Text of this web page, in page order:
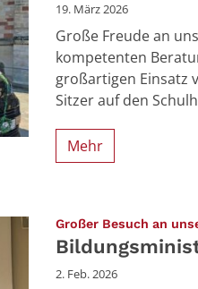
19. März 2026
Große Freude an
kompetenten
großartigen Einsatz
Sitzer auf den
Mehr
Großer Besuch an
2. Feb. 2026